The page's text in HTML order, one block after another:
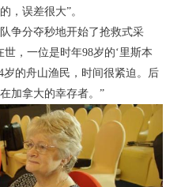
，误差很大”。
争分夺秒地开始了抢救式采
，一位是时年98岁的‘里斯本
岁的舟山渔民，时间很紧迫。后
加拿大的幸存者。”